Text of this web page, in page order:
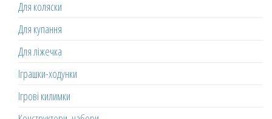
Для коляски
Для купання
Для ліжечка
Іграшки-ходунки
Ігрові килимки